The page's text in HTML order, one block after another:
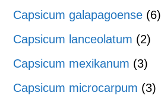
Capsicum galapagoense (6)
Capsicum lanceolatum (2)
Capsicum mexikanum (3)
Capsicum microcarpum (3)